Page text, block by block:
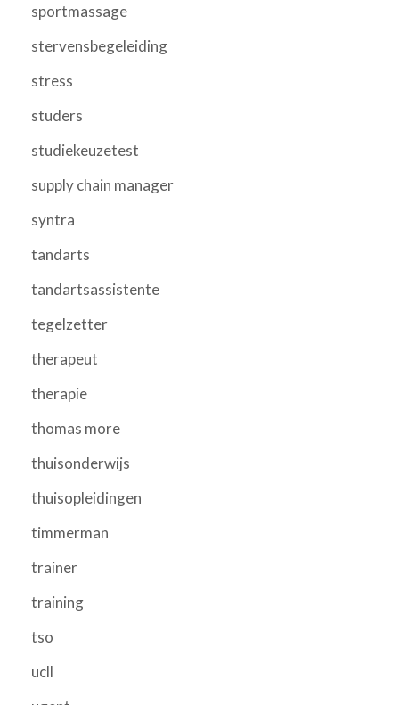
sportmassage
stervensbegeleiding
stress
studers
studiekeuzetest
supply chain manager
syntra
tandarts
tandartsassistente
tegelzetter
therapeut
therapie
thomas more
thuisonderwijs
thuisopleidingen
timmerman
trainer
training
tso
ucll